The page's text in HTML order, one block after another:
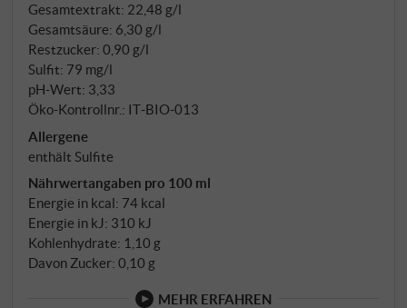
Gesamtextrakt: 22,48 g/l
Gesamtsäure: 6,30 g/l
Restzucker: 0,90 g/l
Sulfit: 79 mg/l
pH-Wert: 3,33
Öko-Kontrollnr.: IT‑BIO‑013
Allergene
enthält Sulfite
Nährwertangaben pro 100 ml
Energie in kcal: 74 kcal
Energie in kJ: 310 kJ
Kohlenhydrate: 1,10 g
Davon Zucker: 0,10 g
MEHR ERFAHREN